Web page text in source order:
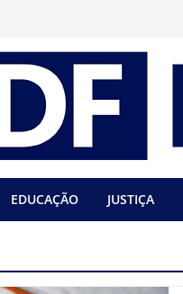
EDUCAÇÃO JUSTIÇA